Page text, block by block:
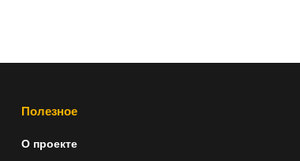
Полезное
О проекте